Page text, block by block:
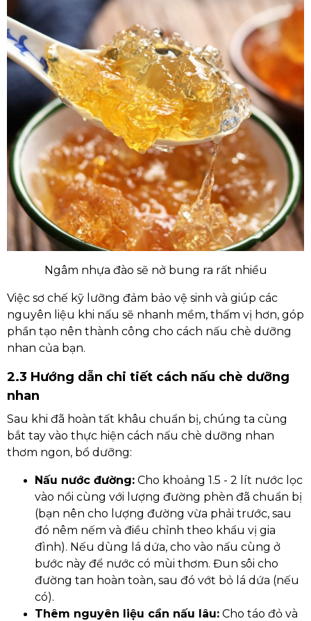
Ngâm nhựa đào sẽ nở bung ra rất nhiều
Việc sơ chế kỹ lưỡng đảm bảo vệ sinh và giúp các
nguyên liệu khi nấu sẽ nhanh mềm, thấm vị hơn, góp
phần tạo nên thành công cho cách nấu chè dưỡng
nhan của bạn.
2.3 Hướng dẫn chi tiết cách nấu chè dưỡng
nhan
Sau khi đã hoàn tất khâu chuẩn bị, chúng ta cùng
bắt tay vào thực hiện cách nấu chè dưỡng nhan
thơm ngon, bổ dưỡng:
Nấu nước đường: Cho khoảng 1.5 - 2 lít nước lọc
vào nồi cùng với lượng đường phèn đã chuẩn bị
(bạn nên cho lượng đường vừa phải trước, sau
đó nêm nếm và điều chỉnh theo khẩu vị gia
đình). Nếu dùng lá dứa, cho vào nấu cùng ở
bước này để nước có mùi thơm. Đun sôi cho
đường tan hoàn toàn, sau đó vớt bỏ lá dứa (nếu
có).
Thêm nguyên liệu cần nấu lâu: Cho táo đỏ và